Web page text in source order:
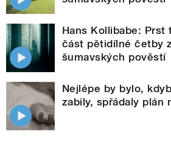
Hans Kollibabe: Prst
část pětidílné četby
šumavských pověstí
Nejlépe by bylo,
zabily, spřádaly plán